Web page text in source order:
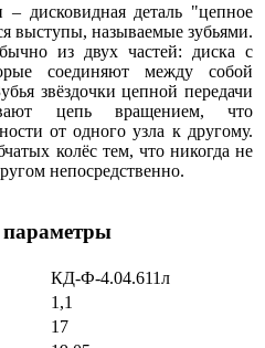
– дисковидная деталь "цепное
выступы, называемые зубьями.
из двух частей: диска с
соединяют между собой
звёздочки цепной передачи
цепь вращением, что
от одного узла к другому.
колёс тем, что никогда не
непосредственно.
параметры
КД-Ф-4.04.611л
1,1
17